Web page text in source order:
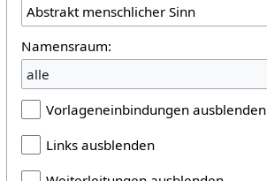
Namensraum:
alle
Vorlageneinbindungen ausblenden
Links ausblenden